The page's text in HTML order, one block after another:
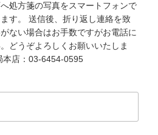
処方箋の写真をスマートフォンで
す。 送信後、折り返し連絡を致
ない場合はお手数ですがお電話に
どうぞよろしくお願いいたしま
本店：03-6454-0595